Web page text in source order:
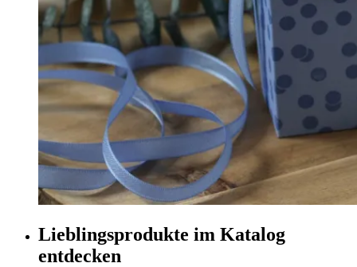
Lieblingsprodukte im Katalog
entdecken